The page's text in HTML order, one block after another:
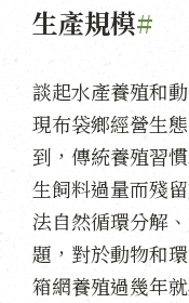
生產規模#
談起水產養殖和
現布袋鄉經營生
到，傳統養殖習
生飼料過量而殘
法自然循環分解
題，對於動物和
箱網養殖過幾年